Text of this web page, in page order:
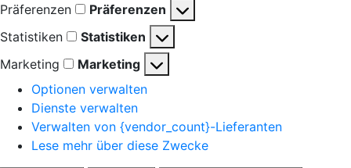
Präferenzen
Präferenzen
Statistiken
Statistiken
Marketing
Marketing
Optionen verwalten
Dienste verwalten
Verwalten von {vendor_count}-Lieferanten
Lese mehr über diese Zwecke